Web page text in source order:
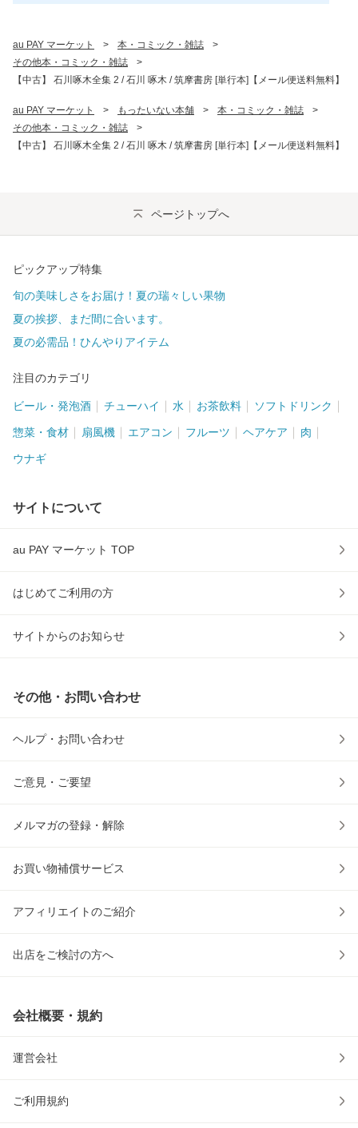
au PAY マーケット > 本・コミック・雑誌
>
その他本・コミック・雑誌
>
【中古】 石川啄木全集 2 / 石川 啄木 / 筑摩書房 [単行本]【メール便送料無料】
au PAY マーケット > もったいない本舗 > 本・コミック・雑誌
>
その他本・コミック・雑誌
>
【中古】 石川啄木全集 2 / 石川 啄木 / 筑摩書房 [単行本]【メール便送料無料】
ページトップへ
ピックアップ特集
旬の美味しさをお届け！夏の瑞々しい果物
夏の挨拶、まだ間に合います。
夏の必需品！ひんやりアイテム
注目のカテゴリ
ビール・発泡酒 チューハイ 水 お茶飲料 ソフトドリンク
惣菜・食材 扇風機 エアコン フルーツ ヘアケア 肉
ウナギ
サイトについて
au PAY マーケット TOP
はじめてご利用の方
サイトからのお知らせ
その他・お問い合わせ
ヘルプ・お問い合わせ
ご意見・ご要望
メルマガの登録・解除
お買い物補償サービス
アフィリエイトのご紹介
出店をご検討の方へ
会社概要・規約
運営会社
ご利用規約